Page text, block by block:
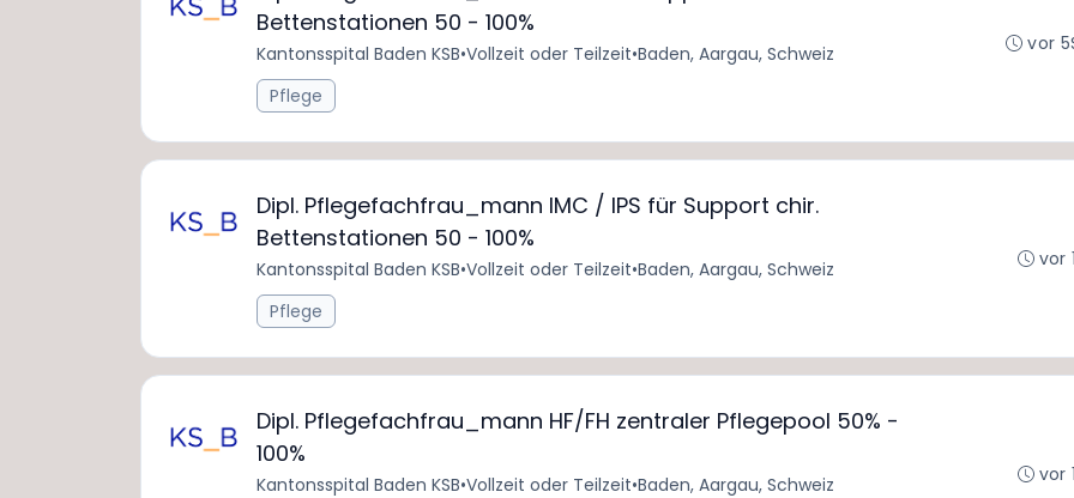
Bettenstationen 50 - 100%
Kantonsspital Baden KSB•Vollzeit oder Teilzeit•Baden, Aargau, Schweiz
Pflege
vor
Dipl. Pflegefachfrau_mann IMC / IPS für Support chir.
Bettenstationen 50 - 100%
Kantonsspital Baden KSB•Vollzeit oder Teilzeit•Baden, Aargau, Schweiz
Pflege
vor
Dipl. Pflegefachfrau_mann HF/FH zentraler Pflegepool 50% -
100%
Kantonsspital Baden KSB•Vollzeit oder Teilzeit•Baden, Aargau, Schweiz
vor